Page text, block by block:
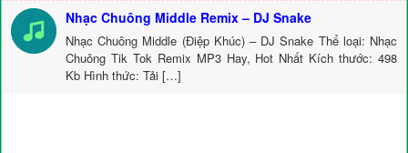
Nhạc Chuông Middle Remix – DJ Snake
Nhạc Chuông Middle (Điệp Khúc) – DJ Snake Thể loại: Nhạc
Chuông Tik Tok Remix MP3 Hay, Hot Nhất Kích thước: 498
Kb Hình thức: Tải […]